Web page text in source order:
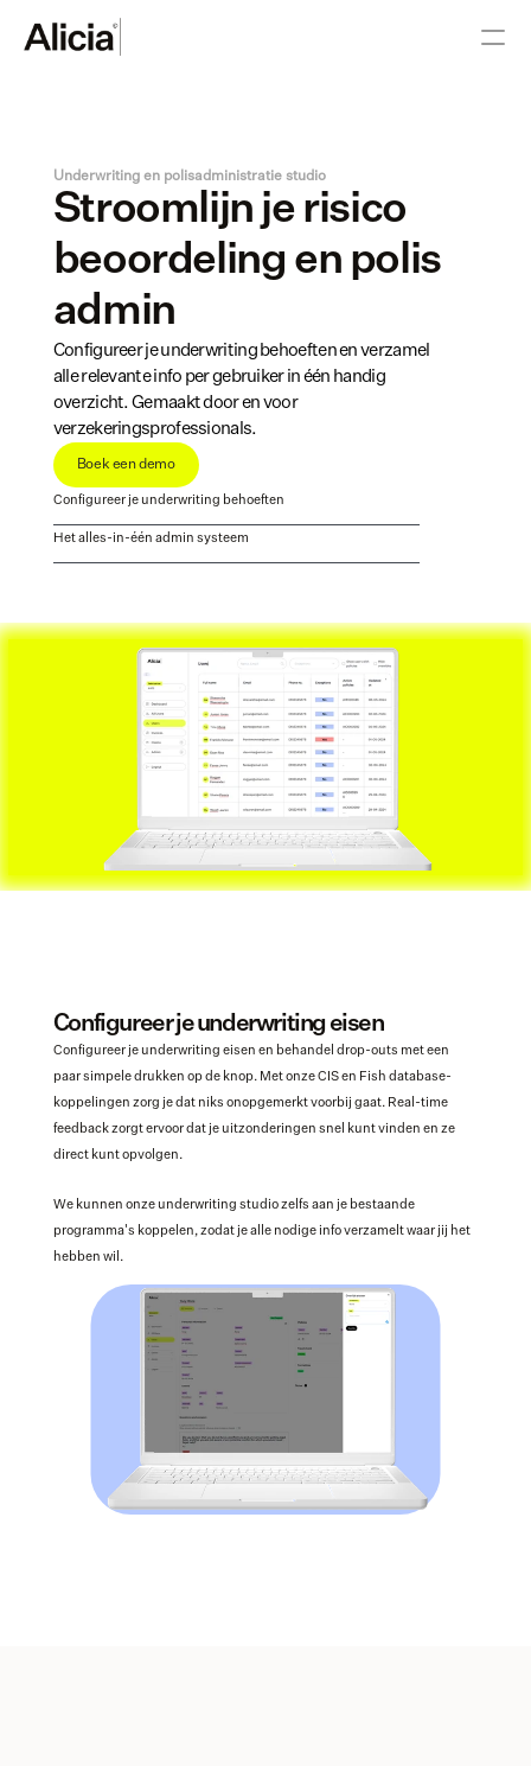
Underwriting en polisadministratie studio
Stroomlijn je risico
beoordeling en polis
admin
Configureer je underwriting behoeften en verzamel
alle relevante info per gebruiker in één handig
overzicht. Gemaakt door en voor
verzekeringsprofessionals.
Boek een demo
Configureer je underwriting behoeften
Het alles-in-één admin systeem
Configureer je underwriting eisen
Configureer je underwriting eisen en behandel drop-outs met een
paar simpele drukken op de knop. Met onze CIS en Fish database-
koppelingen zorg je dat niks onopgemerkt voorbij gaat. Real-time
feedback zorgt ervoor dat je uitzonderingen snel kunt vinden en ze
direct kunt opvolgen.
We kunnen onze underwriting studio zelfs aan je bestaande
programma's koppelen, zodat je alle nodige info verzamelt waar jij het
hebben wil.